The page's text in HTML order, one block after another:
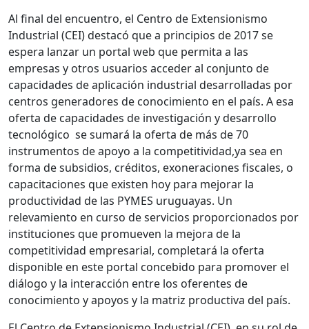
Al final del encuentro, el Centro de Extensionismo
Industrial (CEI) destacó que a principios de 2017 se
espera lanzar un portal web que permita a las
empresas y otros usuarios acceder al conjunto de
capacidades de aplicación industrial desarrolladas por
centros generadores de conocimiento en el país. A esa
oferta de capacidades de investigación y desarrollo
tecnológico se sumará la oferta de más de 70
instrumentos de apoyo a la competitividad,ya sea en
forma de subsidios, créditos, exoneraciones fiscales, o
capacitaciones que existen hoy para mejorar la
productividad de las PYMES uruguayas. Un
relevamiento en curso de servicios proporcionados por
instituciones que promueven la mejora de la
competitividad empresarial, completará la oferta
disponible en este portal concebido para promover el
diálogo y la interacción entre los oferentes de
conocimiento y apoyos y la matriz productiva del país.